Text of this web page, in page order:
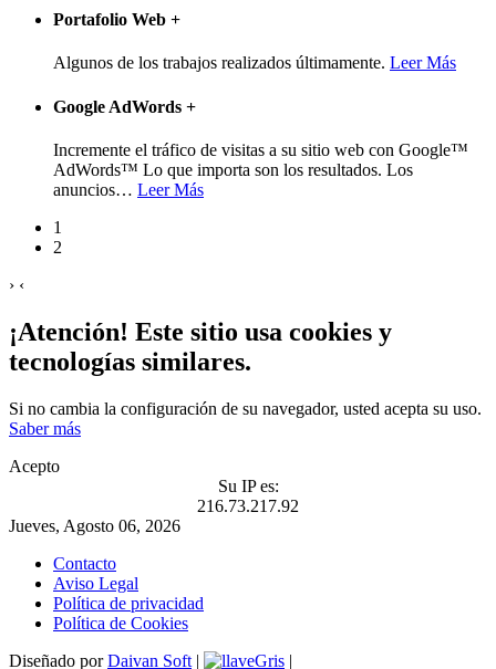
Portafolio Web +
Algunos de los trabajos realizados últimamente. Leer Más
Google AdWords +
Incremente el tráfico de visitas a su sitio web con Google™
AdWords™ Lo que importa son los resultados. Los
anuncios… Leer Más
1
2
› ‹
¡Atención! Este sitio usa cookies y
tecnologías similares.
Si no cambia la configuración de su navegador, usted acepta su uso.
Saber más
Acepto
Su IP es:
216.73.217.92
Jueves, Agosto 06, 2026
Contacto
Aviso Legal
Política de privacidad
Política de Cookies
Diseñado porDaivan Soft | |